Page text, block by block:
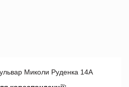
Миколи Руденка 14А